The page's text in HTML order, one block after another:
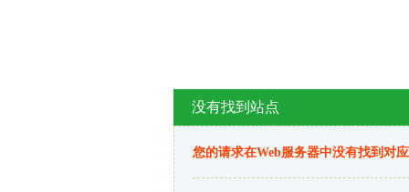
没有找到站点
您的请求在Web服务器中没有找到对